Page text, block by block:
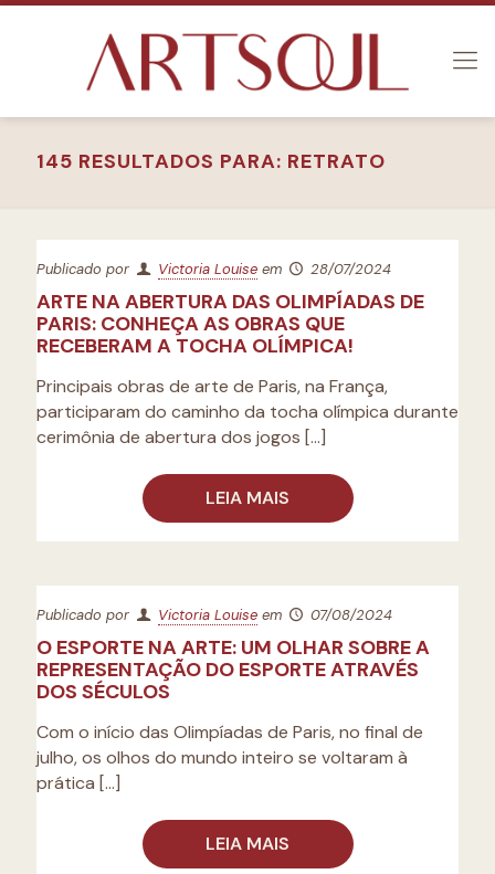
145 RESULTADOS PARA: RETRATO
Publicado por Victoria Louise em 28/07/2024
ARTE NA ABERTURA DAS OLIMPÍADAS DE
PARIS: CONHEÇA AS OBRAS QUE
RECEBERAM A TOCHA OLÍMPICA!
Principais obras de arte de Paris, na França,
participaram do caminho da tocha olímpica durante
cerimônia de abertura dos jogos […]
LEIA MAIS
Publicado por Victoria Louise em 07/08/2024
O ESPORTE NA ARTE: UM OLHAR SOBRE A
REPRESENTAÇÃO DO ESPORTE ATRAVÉS
DOS SÉCULOS
Com o início das Olimpíadas de Paris, no final de
julho, os olhos do mundo inteiro se voltaram à
prática […]
LEIA MAIS